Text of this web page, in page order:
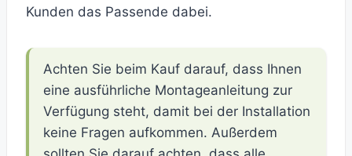
Kunden das Passende dabei.
Achten Sie beim Kauf darauf, dass Ihnen
eine ausführliche Montageanleitung zur
Verfügung steht, damit bei der Installation
keine Fragen aufkommen. Außerdem